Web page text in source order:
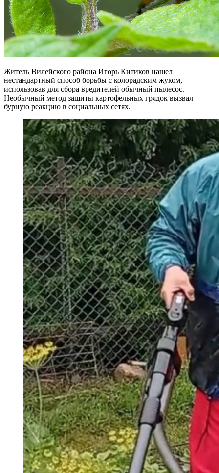
Житель Вилейского района Игорь Китиков нашел
нестандартный способ борьбы с колорадским жуком,
использовав для сбора вредителей обычный пылесос.
Необычный метод защиты картофельных грядок вызвал
бурную реакцию в социальных сетях.